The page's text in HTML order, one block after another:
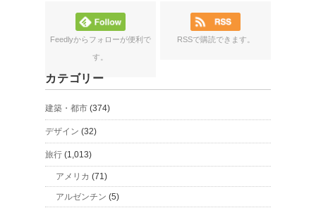
Feedlyからフォローが便利で
す。
RSSで購読できます。
カテゴリー
建築・都市 (374)
デザイン (32)
旅行 (1,013)
アメリカ (71)
アルゼンチン (5)